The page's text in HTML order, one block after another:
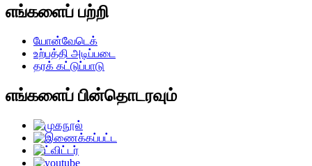
எங்களைப் பற்றி
யோன்வேடெக்
உற்பத்தி அடிப்படை
தரக் கட்டுப்பாடு
எங்களைப் பின்தொடரவும்